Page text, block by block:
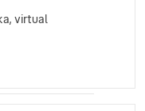
virtual